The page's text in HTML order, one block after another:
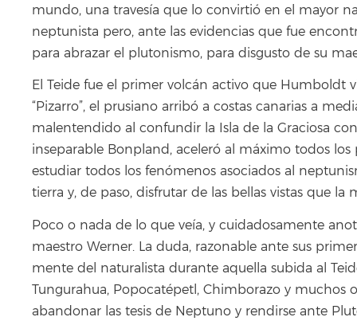
mundo, una travesía que lo convirtió en el mayor
neptunista pero, ante las evidencias que fue
para abrazar el plutonismo, para disgusto de su
El Teide fue el primer volcán activo que Humboldt
“Pizarro”, el prusiano arribó a costas canarias a
malentendido al confundir la Isla de la Graciosa
inseparable Bonpland, aceleró al máximo todos
estudiar todos los fenómenos asociados al
tierra y, de paso, disfrutar de las bellas vistas que la
Poco o nada de lo que veía, y cuidadosamente
maestro Werner. La duda, razonable ante sus
mente del naturalista durante aquella subida al
Tungurahua, Popocatépetl, Chimborazo y
abandonar las tesis de Neptuno y rendirse ante